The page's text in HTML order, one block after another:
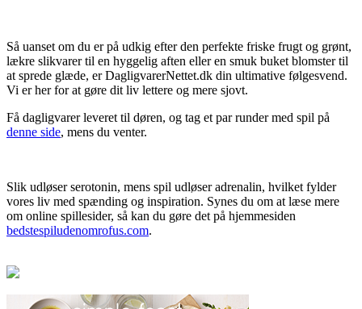
Så uanset om du er på udkig efter den perfekte friske frugt og grønt,
lækre slikvarer til en hyggelig aften eller en smuk buket blomster til
at sprede glæde, er DagligvarerNettet.dk din ultimative følgesvend.
Vi er her for at gøre dit liv lettere og mere sjovt.
Få dagligvarer leveret til døren, og tag et par runder med spil på
denne side, mens du venter.
Slik udløser serotonin, mens spil udløser adrenalin, hvilket fylder
vores liv med spænding og inspiration. Synes du om at læse mere
om online spillesider, så kan du gøre det på hjemmesiden
bedstespiludenomrofus.com.